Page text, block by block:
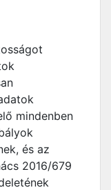
mindenben
és az
2016/679